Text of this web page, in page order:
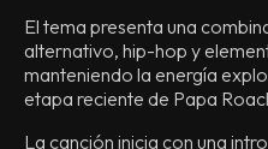
El tema presenta una
alternativo, hip-hop y
manteniendo la energía
etapa reciente de Papa
La canción inicia con una